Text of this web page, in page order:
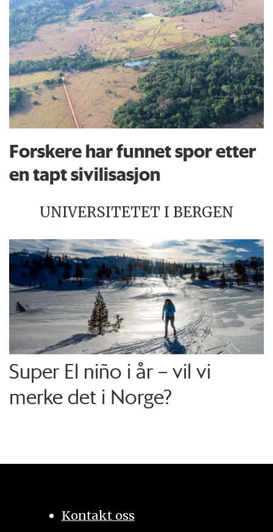
Forskere har funnet spor etter
en tapt sivilisasjon
UNIVERSITETET I BERGEN
Super El niño i år – vil vi
merke det i Norge?
Kontakt oss